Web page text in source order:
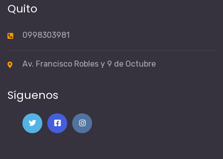
Quito
0998303981
Av. Francisco Robles y 9 de Octubre
Síguenos